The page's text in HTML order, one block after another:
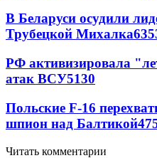
В Беларуси осудили
Трубецкой Михалка
РФ активизировала
атак ВСУ5130
Польские F-16
шпион над Балтикой
Читать комментарии